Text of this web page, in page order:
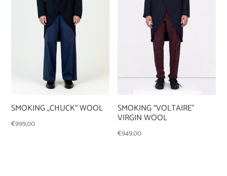
SMOKING „CHUCK“ WOOL
€999,00
SMOKING “VOLTAIRE”
VIRGIN WOOL
€949,00